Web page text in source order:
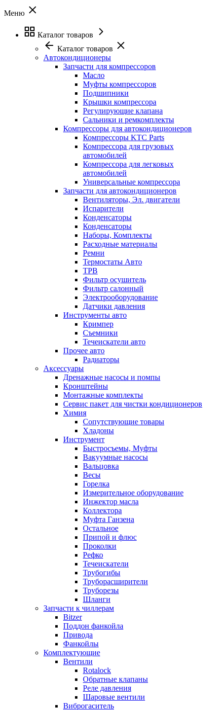
Меню
Каталог товаров
Каталог товаров
Автокондиционеры
Запчасти для компрессоров
Масло
Муфты компрессоров
Подшипники
Крышки компрессора
Регулирующие клапана
Сальники и ремкомплекты
Компрессоры для автокондиционеров
Компрессоры KTC Parts
Компрессора для грузовых
автомобилей
Компрессора для легковых
автомобилей
Универсальные компрессора
Запчасти для автокондиционеров
Вентиляторы, Эл. двигатели
Испарители
Конденсаторы
Конденсаторы
Наборы, Комплекты
Расходные материалы
Ремни
Термостаты Авто
ТРВ
Фильтр осушитель
Фильтр салонный
Электрооборудование
Датчики давления
Инструменты авто
Кримпер
Съемники
Течеискатели авто
Прочее авто
Радиаторы
Аксессуары
Дренажные насосы и помпы
Кронштейны
Монтажные комплекты
Сервис пакет для чистки кондиционеров
Химия
Сопутствующие товары
Хладоны
Инструмент
Быстросъемы, Муфты
Вакуумные насосы
Вальцовка
Весы
Горелка
Измерительное оборудование
Инжектор масла
Коллектора
Муфта Ганзена
Остальное
Припой и флюс
Проколки
Рефко
Течеискатели
Трубогибы
Труборасширители
Труборезы
Шланги
Запчасти к чиллерам
Bitzer
Поддон фанкойла
Привода
Фанкойлы
Комплектующие
Вентили
Rotalock
Обратные клапаны
Реле давления
Шаровые вентили
Виброгаситель